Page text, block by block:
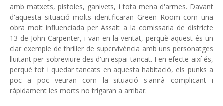
amb matxets, pistoles, ganivets, i tota mena d'armes. Davant
d'aquesta situació molts identificaran Green Room com una
obra molt influenciada per Assalt a la comissaria de districte
13 de John Carpenter, i van en la veritat, perquè aquest és un
clar exemple de thriller de supervivència amb uns personatges
lluitant per sobreviure des d'un espai tancat. I en efecte així és,
perquè tot i quedar tancats en aquesta habitació, els punks a
poc a poc veuran com la situació s'anirà complicant i
ràpidament les morts no trigaran a arribar.